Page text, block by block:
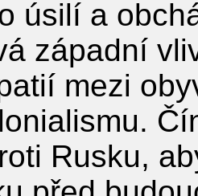
úsilí a
západní
mezi
Rusku,